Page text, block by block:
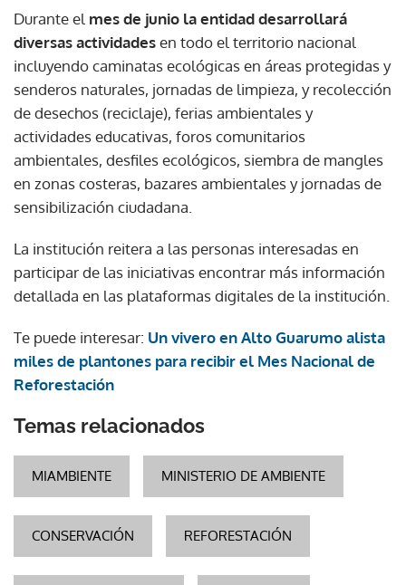
Durante el mes de junio la entidad desarrollará
diversas actividadesen todo el territorio nacional
incluyendo caminatas ecológicas en áreas protegidas y
senderos naturales, jornadas de limpieza, y recolección
de desechos (reciclaje), ferias ambientales y
actividades educativas, foros comunitarios
ambientales, desfiles ecológicos, siembra de mangles
en zonas costeras, bazares ambientales y jornadas de
sensibilización ciudadana.
La institución reitera a las personas interesadas en
participar de las iniciativas encontrar más información
detallada en las plataformas digitales de la institución.
Te puede interesar: Un vivero en Alto Guarumo alista
miles de plantones para recibir el Mes Nacional de
Reforestación
Temas relacionados
MIAMBIENTE MINISTERIO DE AMBIENTE
CONSERVACIÓN REFORESTACIÓN